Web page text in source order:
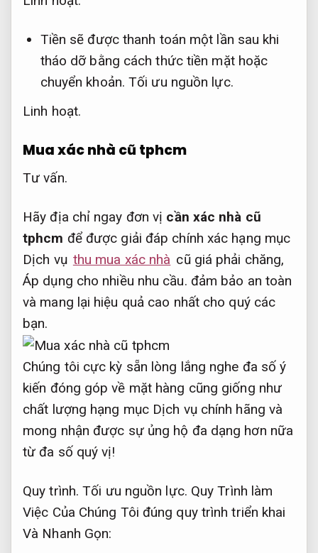
Tiền sẽ được thanh toán một lần sau khi
tháo dỡ bằng cách thức tiền mặt hoặc
chuyển khoản.Tối ưu nguồn lực.
Linh hoạt.
Mua xác nhà cũ tphcm
Tư vấn.
Hãy địa chỉ ngay đơn vị cần xác nhà cũ
tphcm để được giải đáp chính xác hạng mục
Dịch vụ thu mua xác nhà cũ giá phải chăng,
Áp dụng cho nhiều nhu cầu. đảm bảo an toàn
và mang lại hiệu quả cao nhất cho quý các
bạn.
Chúng tôi cực kỳ sẵn lòng lắng nghe đa số ý
kiến đóng góp về mặt hàng cũng giống như
chất lượng hạng mục Dịch vụ chính hãng và
mong nhận được sự ủng hộ đa dạng hơn nữa
từ đa số quý vị!
Quy trình. Tối ưu nguồn lực. Quy Trình làm
Việc Của Chúng Tôi đúng quy trình triển khai
Và Nhanh Gọn: